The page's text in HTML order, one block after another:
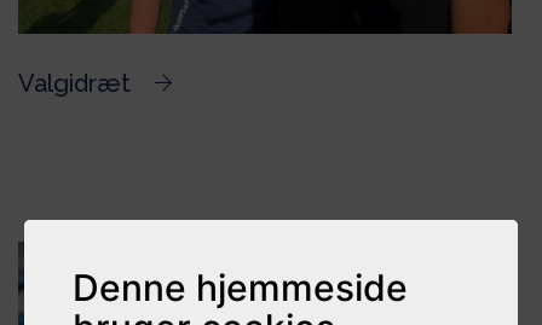
Denne hjemmeside
Valgidræt